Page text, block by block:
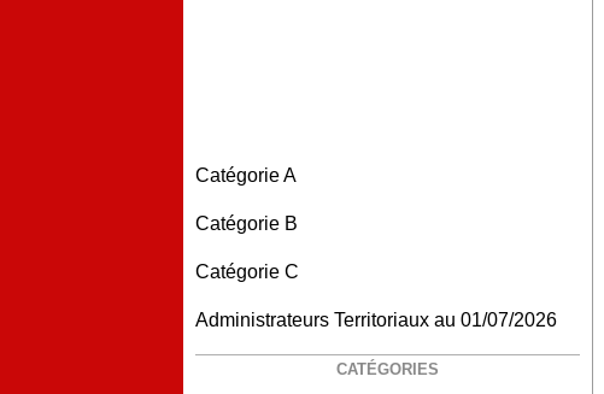
Catégorie A
Catégorie B
Catégorie C
Administrateurs Territoriaux au 01/07/2026
CATÉGORIES